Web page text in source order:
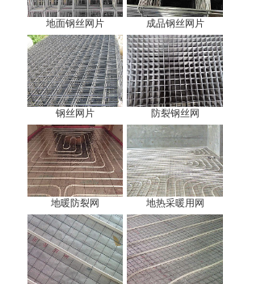
地面钢丝网片 成品钢丝网片
钢丝网片 防裂钢丝网
地暖防裂网 地热采暖用网